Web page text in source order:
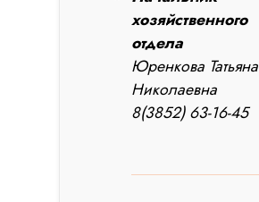
хозяйственного
отдела
Юренкова Татьяна
Николаевна
8(3852) 63-16-45